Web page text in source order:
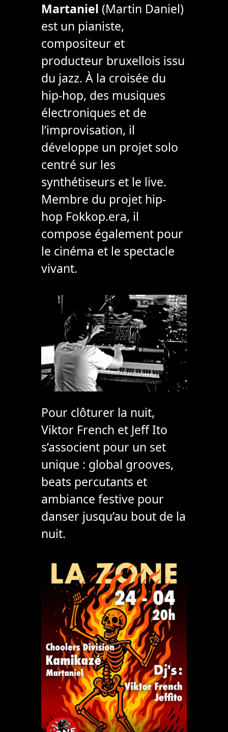
Martaniel (Martin Daniel)
est un pianiste,
compositeur et
producteur bruxellois issu
du jazz. À la croisée du
hip-hop, des musiques
électroniques et de
l’improvisation, il
développe un projet solo
centré sur les
synthétiseurs et le live.
Membre du projet hip-
hop Fokkop.era, il
compose également pour
le cinéma et le spectacle
vivant.
Pour clôturer la nuit,
Viktor French et Jeff Ito
s’associent pour un set
unique : global grooves,
beats percutants et
ambiance festive pour
danser jusqu’au bout de la
nuit.